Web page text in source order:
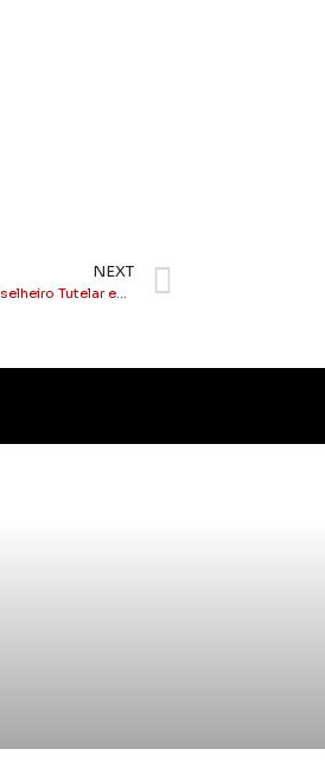
NEXT
Veja aqui o resultado da eleição para Conselheiro Tutelar em Itaperuna